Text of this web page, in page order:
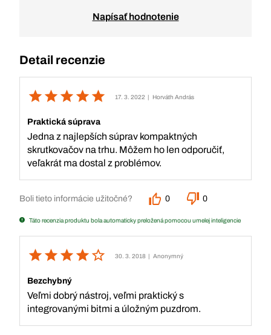
Napísať hodnotenie
Detail recenzie
17. 3. 2022 | Horváth András
Praktická súprava
Jedna z najlepších súprav kompaktných
skrutkovačov na trhu. Môžem ho len odporučiť,
veľakrát ma dostal z problémov.
Boli tieto informácie užitočné? 0 0
Táto recenzia produktu bola automaticky preložená pomocou umelej inteligencie
30. 3. 2018 | Anonymný
Bezchybný
Veľmi dobrý nástroj, veľmi praktický s
integrovanými bitmi a úložným puzdrom.